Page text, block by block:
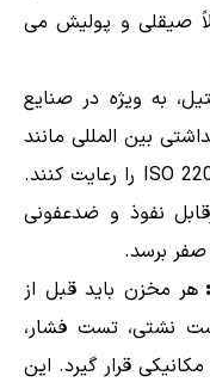
صیقلی و پولیش می
به ویژه در صنایع
بین المللی مانند
FDA، 3-A Sanitary Standards یا ISO 22000 را رعایت کنند.
نفوذ و ضدعفونی
صفر برسد.
هر مخزن باید قبل از
نشتی، تست فشار،
قرار گیرد. این